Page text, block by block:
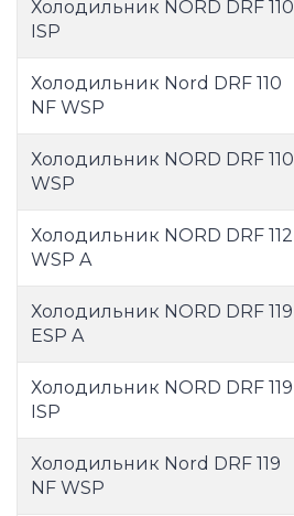
Холодильник NORD DRF 110
ISP
Холодильник Nord DRF 110
NF WSP
Холодильник NORD DRF 110
WSP
Холодильник NORD DRF 112
WSP A
Холодильник NORD DRF 119
ESP A
Холодильник NORD DRF 119
ISP
Холодильник Nord DRF 119
NF WSP